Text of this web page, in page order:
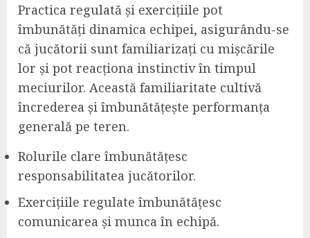
Practica regulată și exercițiile pot
îmbunătăți dinamica echipei, asigurându-se
că jucătorii sunt familiarizați cu mișcările
lor și pot reacționa instinctiv în timpul
meciurilor. Această familiaritate cultivă
încrederea și îmbunătățește performanța
generală pe teren.
Rolurile clare îmbunătățesc
responsabilitatea jucătorilor.
Exercițiile regulate îmbunătățesc
comunicarea și munca în echipă.